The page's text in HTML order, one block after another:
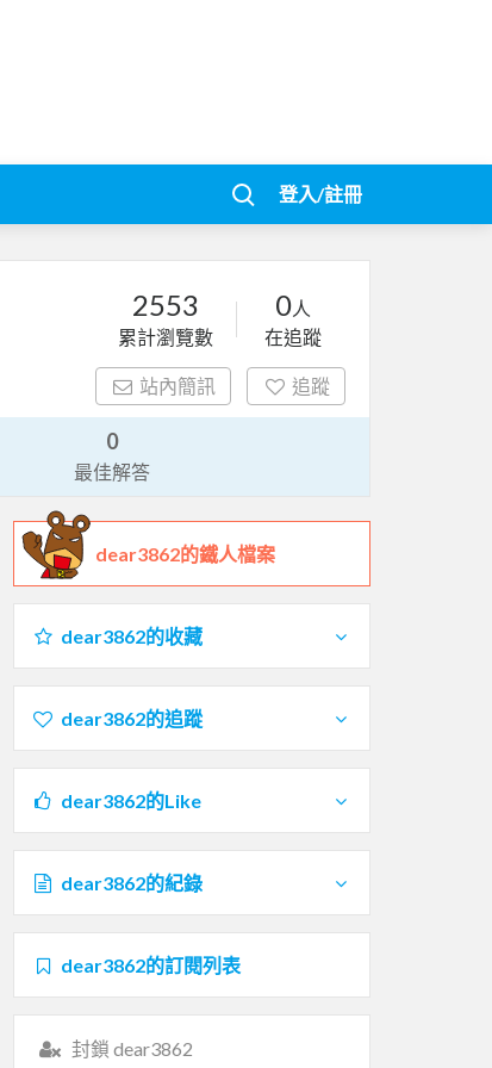
登入/註冊
2553
累計瀏覽數
0人
在追蹤
站內簡訊 追蹤
0
最佳解答
dear3862的鐵人檔案
dear3862的收藏
dear3862的追蹤
dear3862的Like
dear3862的紀錄
dear3862的訂閱列表
封鎖 dear3862